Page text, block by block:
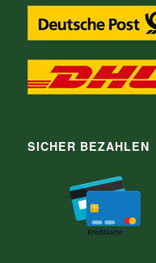
SICHER BEZAHLEN